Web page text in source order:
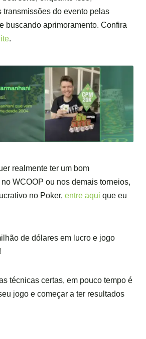
transmissões do evento pelas
buscando aprimoramento. Confira
.
realmente ter um bom
WCOOP ou nos demais torneios,
no Poker, entre aqui que eu
de dólares em lucro e jogo
técnicas certas, em pouco tempo é
jogo e começar a ter resultados